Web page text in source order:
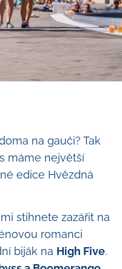
na gauči? Tak
máme největší
edice Hvězdná
stihnete zazářit na
romanci
biják na High Five.